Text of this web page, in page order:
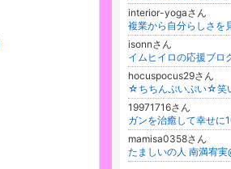
interior-yogaさん
isonnさん
イムヒイロの応援ブロ
hocuspocus29さん
19971716さん
mamisa0358さん
たましいの人 南満宥実